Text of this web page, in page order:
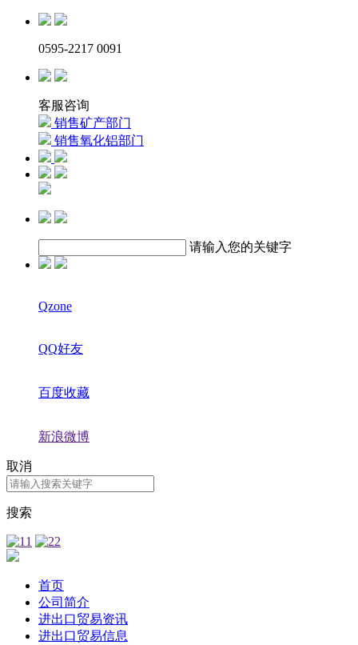
0595-2217 0091
客服咨询
销售矿产部门
销售氧化铝部门
请输入您的关键字
Qzone
QQ好友
百度收藏
新浪微博
取消
搜索
首页
公司简介
进出口贸易资讯
进出口贸易信息